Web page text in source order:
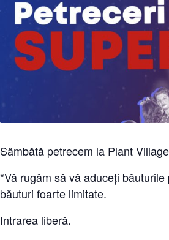
Sâmbătă petrecem la Plant
*Vă rugăm să vă aduceți
băuturi foarte limitate.
Intrarea liberă.